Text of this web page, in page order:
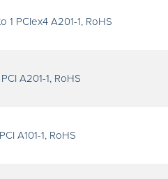
1 PCIex4 A201-1, RoHS
A201-1, RoHS
A101-1, RoHS